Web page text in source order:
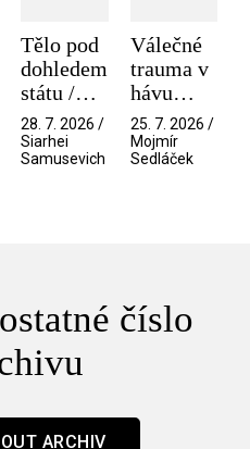
Tělo pod
dohledem
státu /
Pramen
28. 7. 2026 /
Siarhei
Samusevich
Válečné
trauma v
hávu
spektáklu
/ Odyssea
25. 7. 2026 /
Mojmír
Sedláček
číslo
ARCHIV